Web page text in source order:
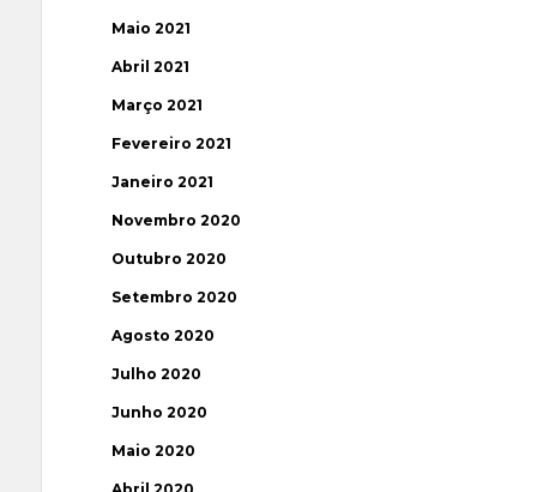
Maio 2021
Abril 2021
Março 2021
Fevereiro 2021
Janeiro 2021
Novembro 2020
Outubro 2020
Setembro 2020
Agosto 2020
Julho 2020
Junho 2020
Maio 2020